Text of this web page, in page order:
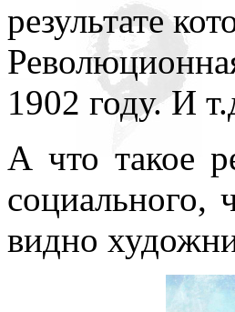
нигде
результате
1902 году. И
А что такое
социального,
видно